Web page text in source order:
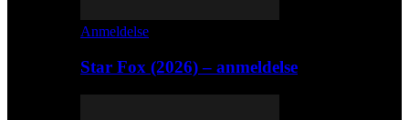
Anmeldelse
Star Fox (2026) – anmeldelse